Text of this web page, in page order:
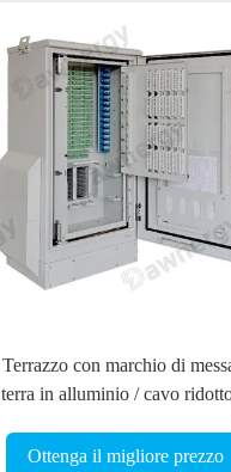
Terrazzo con marchio di
terra in alluminio / cavo
Ottenga il migliore prezzo